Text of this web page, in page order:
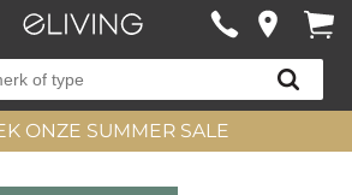
ONZE SUMMER SALE